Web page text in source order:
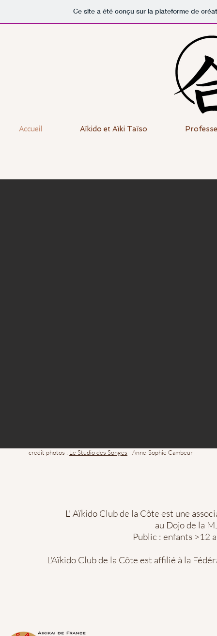
Ce site a été conçu sur la plateforme de
Accueil Aïkido et Aïki Taïso
credit photos : Le Studio des Songes - Anne-Sophie Cambeur
L' Aïkido Club de la Côte est une
au Dojo de la
Public : enfants >12
L'Aïkido Club de la Côte est affilié à la